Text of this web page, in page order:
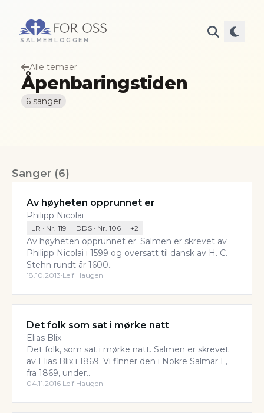
SALMEBLOGGEN
Alle temaer
Åpenbaringstiden
6 sanger
Sanger (6)
Av høyheten opprunnet er
Philipp Nicolai
LR · Nr. 119 DDS · Nr. 106 +2
Av høyheten opprunnet er. Salmen er skrevet av
Philipp Nicolai i 1599 og oversatt til dansk av H. C.
Stehn rundt år 1600..
18.10.2013·Leif Haugen
Det folk som sat i mørke natt
Elias Blix
Det folk, som sat i mørke natt. Salmen er skrevet
av Elias Blix i 1869. Vi finner den i Nokre Salmar I ,
fra 1869, under..
04.11.2016·Leif Haugen